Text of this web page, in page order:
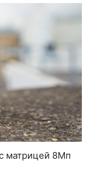
матрицей 8Мп